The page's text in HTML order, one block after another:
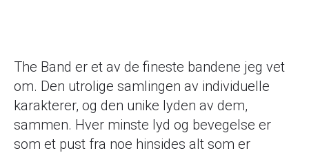
The Band er et av de fineste bandene jeg vet
om. Den utrolige samlingen av individuelle
karakterer, og den unike lyden av dem,
sammen. Hver minste lyd og bevegelse er
som et pust fra noe hinsides alt som er